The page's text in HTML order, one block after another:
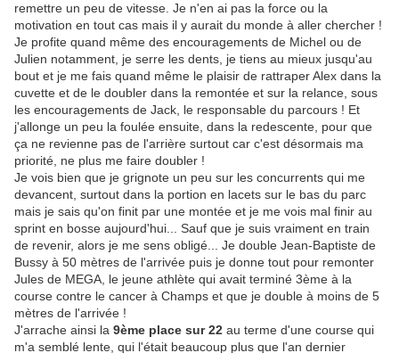
remettre un peu de vitesse. Je n'en ai pas la force ou la
motivation en tout cas mais il y aurait du monde à aller chercher !
Je profite quand même des encouragements de Michel ou de
Julien notamment, je serre les dents, je tiens au mieux jusqu'au
bout et je me fais quand même le plaisir de rattraper Alex dans la
cuvette et de le doubler dans la remontée et sur la relance, sous
les encouragements de Jack, le responsable du parcours ! Et
j'allonge un peu la foulée ensuite, dans la redescente, pour que
ça ne revienne pas de l'arrière surtout car c'est désormais ma
priorité, ne plus me faire doubler !
Je vois bien que je grignote un peu sur les concurrents qui me
devancent, surtout dans la portion en lacets sur le bas du parc
mais je sais qu'on finit par une montée et je me vois mal finir au
sprint en bosse aujourd'hui... Sauf que je suis vraiment en train
de revenir, alors je me sens obligé... Je double Jean-Baptiste de
Bussy à 50 mètres de l'arrivée puis je donne tout pour remonter
Jules de MEGA, le jeune athlète qui avait terminé 3ème à la
course contre le cancer à Champs et que je double à moins de 5
mètres de l'arrivée !
J'arrache ainsi la 9ème place sur 22 au terme d'une course qui
m'a semblé lente, qui l'était beaucoup plus que l'an dernier